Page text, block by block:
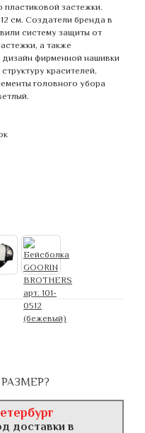
застежки.
см. Создатели бренда в
систему защиты от
а также
фирменной нашивки
красителей,
головного убора
доставки в